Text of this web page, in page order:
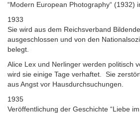
“Modern European Photography“ (1932)
1933
Sie wird aus dem Reichsverband
ausgeschlossen und von den
belegt.
Alice Lex und Nerlinger werden politisch
wird sie einige Tage verhaftet. Sie
aus Angst vor Hausdurchsuchungen.
1935
Veröffentlichung der Geschichte “Liebe